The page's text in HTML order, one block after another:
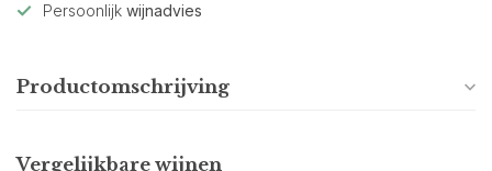
Persoonlijk wijnadvies
Productomschrijving
Vergelijkbare wijnen